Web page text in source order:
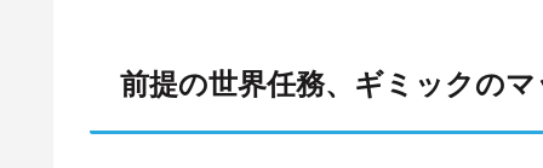
前提の世界任務、ギミックの